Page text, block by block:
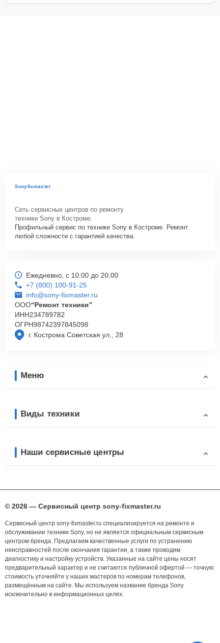
Sonyfixmaster
Сеть сервисных центров по ремонту
техники Sony в Костроме.
Профильный сервис по технике Sony в Костроме. Ремонт
любой сложности с гарантией качества.
г. Кострома Советская ул., 28
Ежедневно, с 10:00 до 20:00
+7 (800) 100-91-25
info@sony-fixmaster.ru
ООО“Ремонт техники”
ИНН234789782
ОГРН98742397845098
Меню
Виды техники
Наши сервисные центры
© 2026 — Сервисный центр sony-fixmaster.ru
Сервисный центр sony-fixmaster.ru специализируется на ремонте и
обслуживании техники Sony, но не является официальным сервисным
центром бренда. Предлагаем качественные услуги по устранению
неисправностей после окончания гарантии, а также проводим
диагностику и настройку устройств. Указанные на сайте цены носят
предварительный характер и не считаются публичной офертой — точную
стоимость уточняйте у наших мастеров по номерам телефонов,
размещённым на сайте. Мы используем название бренда Sony
исключительно в информационных целях.